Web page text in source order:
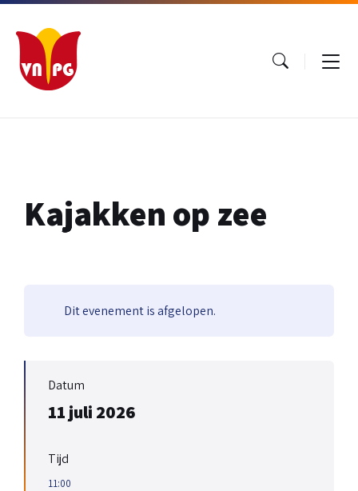
Ga
inhoud
Ga
hoofdnavigatie
Ga
footer
Kajakken op zee
Dit evenement is afgelopen.
Datum
11 juli 2026
Tijd
11:00